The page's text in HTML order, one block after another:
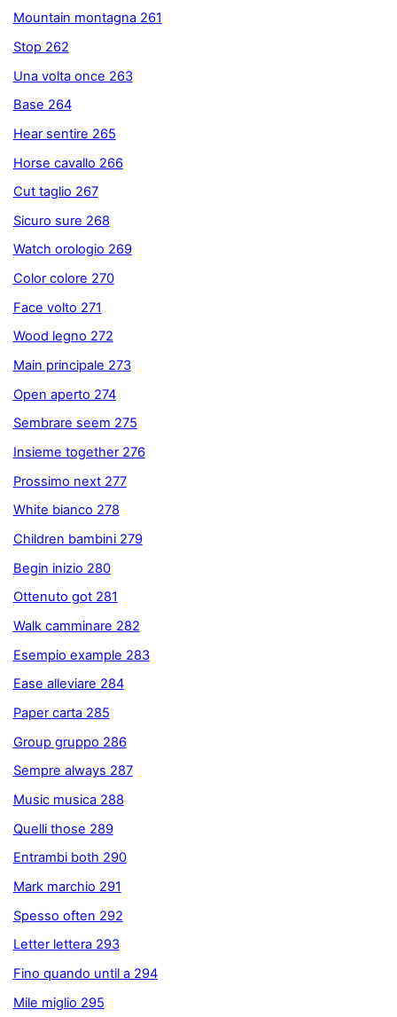
Mountain montagna 261
Stop 262
Una volta once 263
Base 264
Hear sentire 265
Horse cavallo 266
Cut taglio 267
Sicuro sure 268
Watch orologio 269
Color colore 270
Face volto 271
Wood legno 272
Main principale 273
Open aperto 274
Sembrare seem 275
Insieme together 276
Prossimo next 277
White bianco 278
Children bambini 279
Begin inizio 280
Ottenuto got 281
Walk camminare 282
Esempio example 283
Ease alleviare 284
Paper carta 285
Group gruppo 286
Sempre always 287
Music musica 288
Quelli those 289
Entrambi both 290
Mark marchio 291
Spesso often 292
Letter lettera 293
Fino quando until a 294
Mile miglio 295